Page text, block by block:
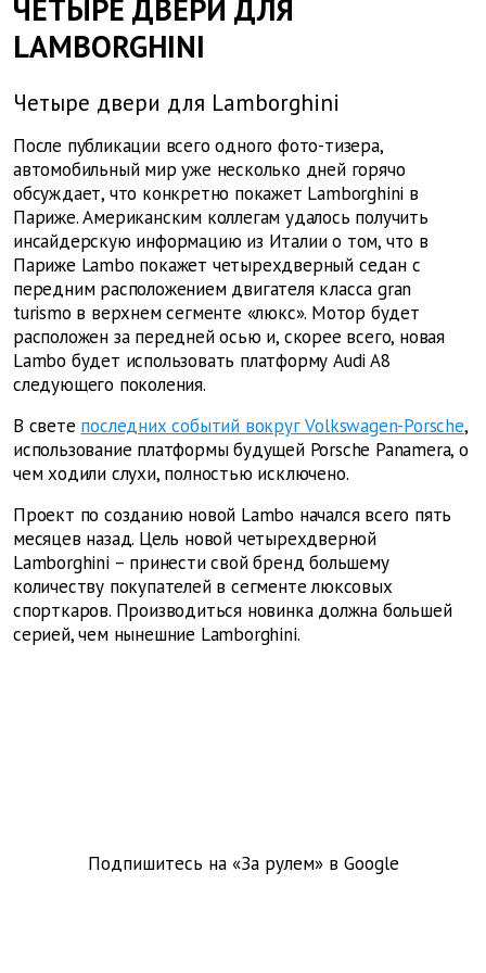
ЧЕТЫРЕ ДВЕРИ ДЛЯ
LAMBORGHINI
Четыре двери для Lamborghini
После публикации всего одного фото-тизера,
автомобильный мир уже несколько дней горячо
обсуждает, что конкретно покажет Lamborghini в
Париже. Американским коллегам удалось получить
инсайдерскую информацию из Италии о том, что в
Париже Lambo покажет четырехдверный седан с
передним расположением двигателя класса gran
turismo в верхнем сегменте «люкс». Мотор будет
расположен за передней осью и, скорее всего, новая
Lambo будет использовать платформу Audi A8
следующего поколения.
В свете последних событий вокруг Volkswagen-Porsche,
использование платформы будущей Porsche Panamera, о
чем ходили слухи, полностью исключено.
Проект по созданию новой Lambo начался всего пять
месяцев назад. Цель новой четырехдверной
Lamborghini – принести свой бренд большему
количеству покупателей в сегменте люксовых
спорткаров. Производиться новинка должна большей
серией, чем нынешние Lamborghini.
Подпишитесь на «За рулем» в Google